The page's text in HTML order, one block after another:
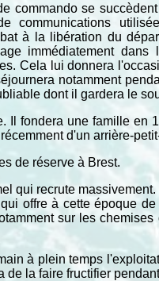
commando se
communications
à la libération du
immédiatement
Cela lui donnera
notamment
dont il gardera le
fondera une famille en
d'un arrière-
de réserve à Brest.
qui recrute
offre à cette époque
sur les
à plein temps
la faire fructifier